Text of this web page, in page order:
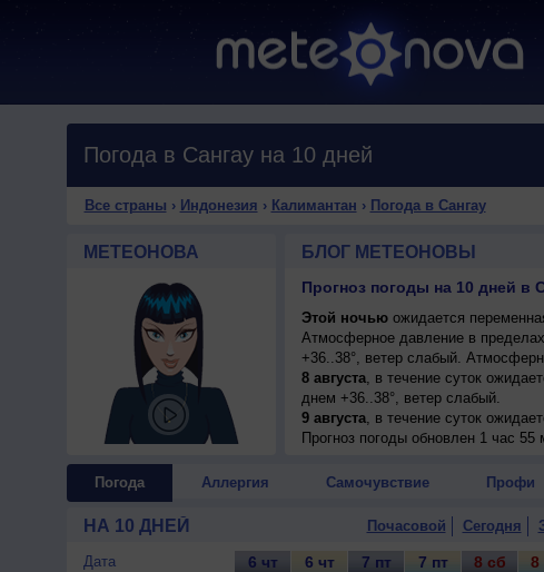
Погода в Сангау на 10 дней
Все страны › Индонезия › Калимантан › Погода в Сангау
МЕТЕОНОВА БЛОГ МЕТЕОНОВЫ
Прогноз погоды на 10 дней в
Этой ночьюожидается
Атмосферное давление в
+36..38°, ветер слабый.
8 августа, в течение суток
днем +36..38°, ветер слабый.
9 августа, в течение суток
днем +33..35°, ветер слабый.
ветер слабый.
Прогноз погоды обновлен 1 час 55
Погода Аллергия Самочувствие Профи
НА 10 ДНЕЙ Почасовой Сегодня
Дата
6 чт 6 чт 7 пт 7 пт 8 сб 8